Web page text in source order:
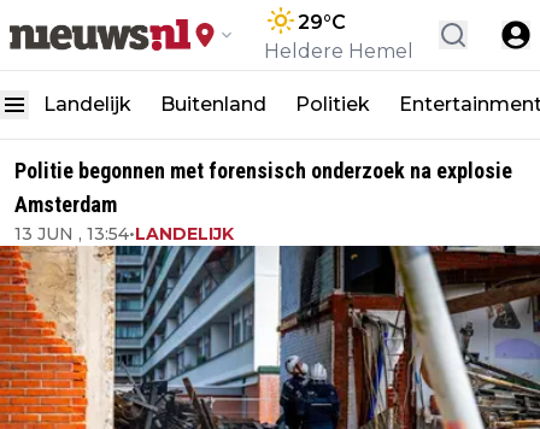
29°C
Heldere Hemel
Landelijk Buitenland Politiek
Politie begonnen met forensisch onderzoek na explosie
Amsterdam
13 JUN , 13:54•LANDELIJK